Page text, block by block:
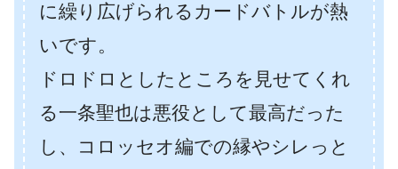
に繰り広げられるカードバトルが熱
いです。
ドロドロとしたところを見せてくれ
る一条聖也は悪役として最高だった
し、コロッセオ編での縁やシレっと